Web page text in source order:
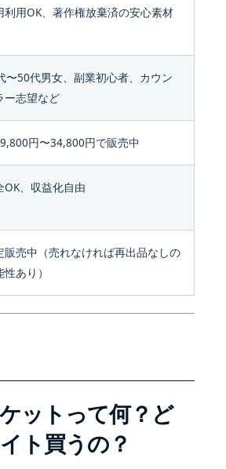
利用OK、著作権放棄済の安心素材
〜50代男女、副業初心者、カウン
ー志望など
円〜34,800円で販売中
OK、収益化自由
販売中（売れなければ再出品なしの
あり）
ットって何？ど
ト買うの？